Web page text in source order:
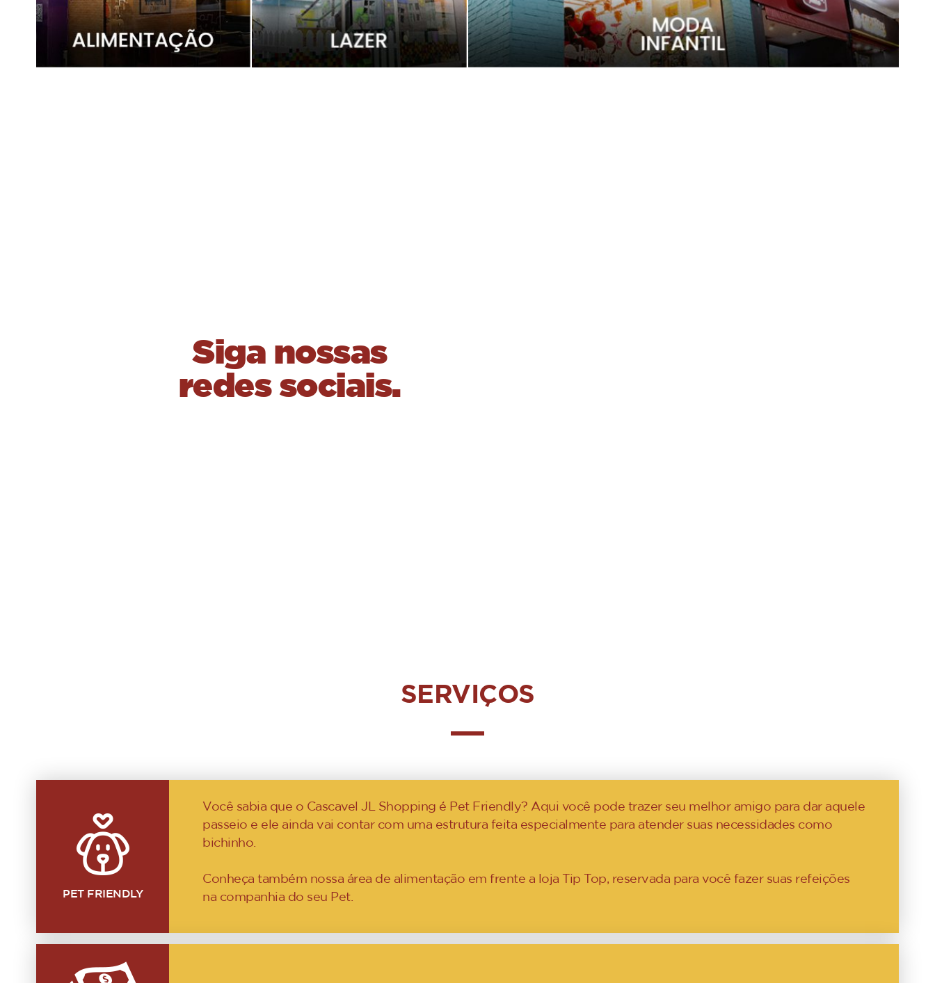
Siga nossas
redes sociais.
SERVIÇOS
PET FRIENDLY
Você sabia que o Cascavel JL Shopping é Pet Friendly? Aqui você pode trazer seu melhor amigo para dar aquele
passeio e ele ainda vai contar com uma estrutura feita especialmente para atender suas necessidades como
bichinho.
Conheça também nossa área de alimentação em frente a loja Tip Top, reservada para você fazer suas refeições
na companhia do seu Pet.